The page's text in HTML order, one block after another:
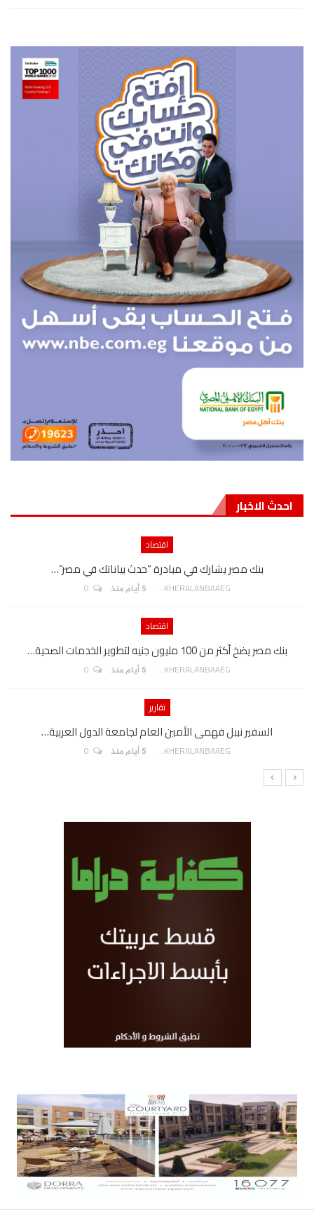
احدث الاخبار
اقتصاد
بنك مصر يشارك في مبادرة “حدث بياناتك في مصر”…
AKHERALANBAAEG 5 أيام منذ
اقتصاد
بنك مصر يضخ أكثر من 100 مليون جنيه لتطوير الخدمات الصحية…
AKHERALANBAAEG 5 أيام منذ
تقارير
السفير نببل فهمى الأمين العام لجامعة الدول العربية…
AKHERALANBAAEG 5 أيام منذ